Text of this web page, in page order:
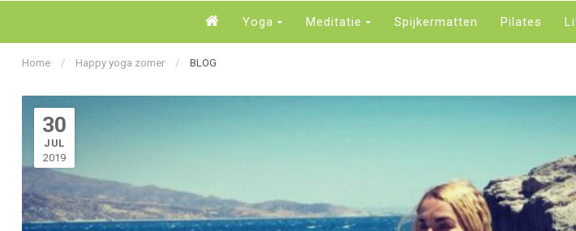
Yoga Meditatie Spijkermatten Pilates
Home / Happy yoga zomer / BLOG
30
JUL
2019